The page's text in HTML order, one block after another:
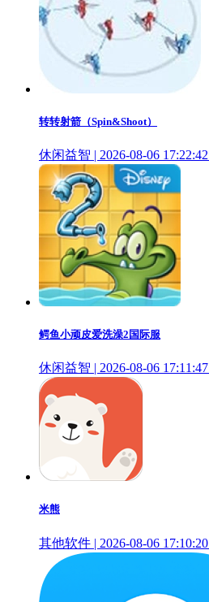
转转射箭（Spin&Shoot）
休闲益智 | 2026-08-06 17:22:42
鳄鱼小顽皮爱洗澡2国际服
休闲益智 | 2026-08-06 17:11:47
米熊
其他软件 | 2026-08-06 17:10:20